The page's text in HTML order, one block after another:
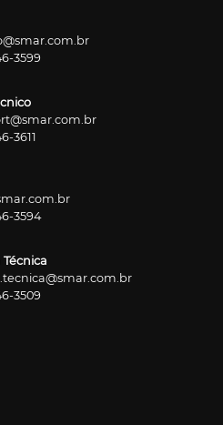
3599
3611
3594
Técnica
3509